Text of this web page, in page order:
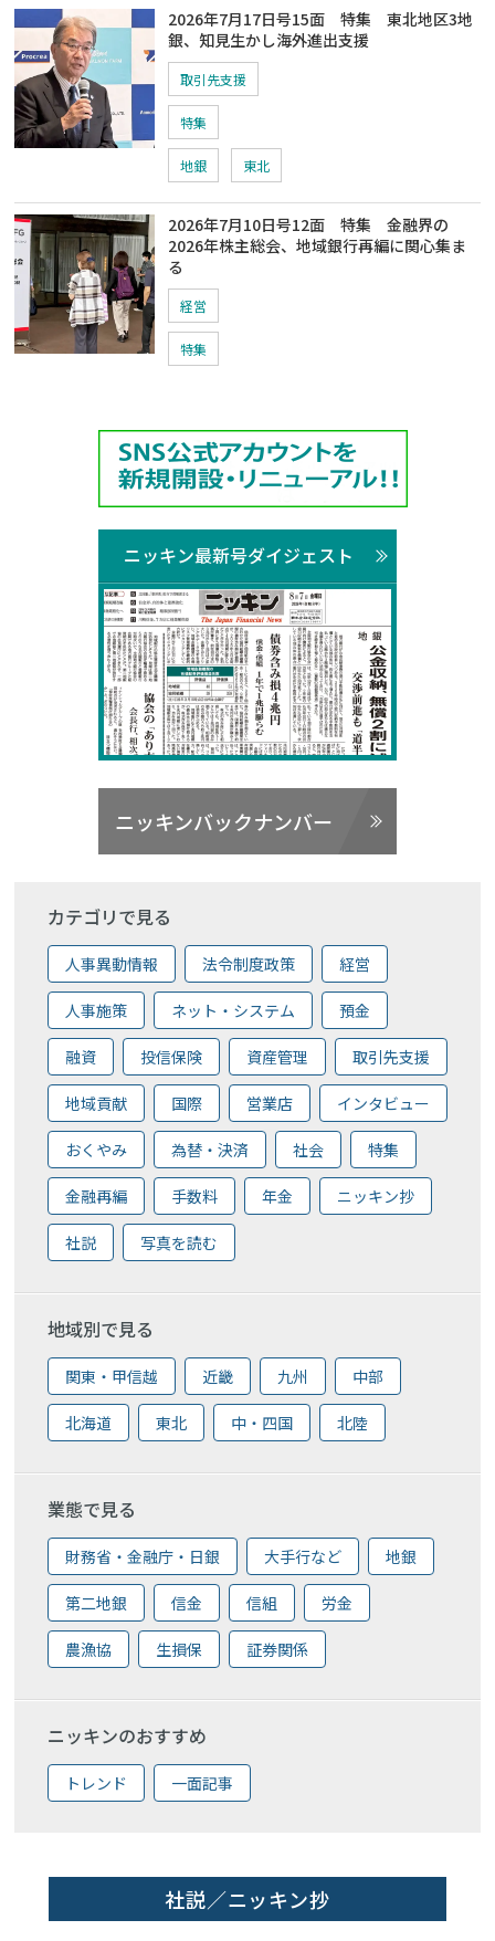
2026年7月17日号15面 特集 東北地区3地
銀、知見生かし海外進出支援
取引先支援
特集
地銀 東北
2026年7月10日号12面 特集 金融界の
2026年株主総会、地域銀行再編に関心集ま
る
経営
特集
ニッキン最新号ダイジェスト
ニッキンバックナンバー
カテゴリで見る
人事異動情報 法令制度政策 経営
人事施策 ネット・システム 預金
融資 投信保険 資産管理 取引先支援
地域貢献 国際 営業店 インタビュー
おくやみ 為替・決済 社会 特集
金融再編 手数料 年金 ニッキン抄
社説 写真を読む
地域別で見る
関東・甲信越 近畿 九州 中部
北海道 東北 中・四国 北陸
業態で見る
財務省・金融庁・日銀 大手行など 地銀
第二地銀 信金 信組 労金
農漁協 生損保 証券関係
ニッキンのおすすめ
トレンド 一面記事
社説／ニッキン抄